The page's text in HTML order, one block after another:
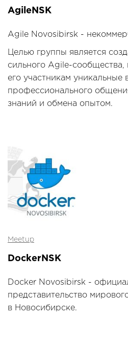
AgileNSK
Agile Novosibirsk -
Целью группы является
сильного Agile-
его участникам уникальные
профессионального
знаний и обмена опытом.
Meetup
DockerNSK
Docker Novosibirsk -
представительство
в Новосибирске.